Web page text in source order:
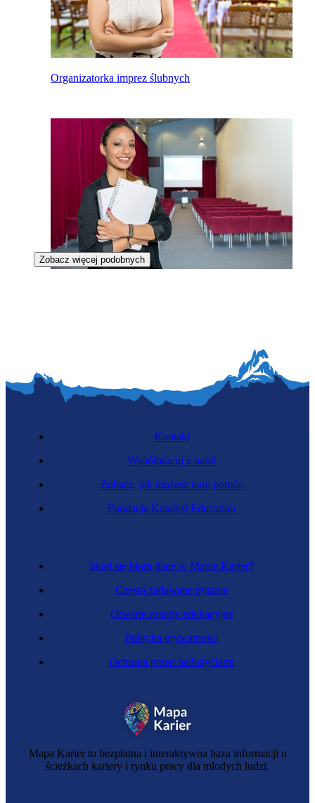
Organizatorka imprez ślubnych
Specjalistka ds. szkoleń
Mistrzyni Świeckiej Ceremonii Pogrzebowej
Zobacz więcej podobnych
Mapa Karier to bezpłatna i interaktywna baza informacji o
ścieżkach kariery i rynku pracy dla młodych ludzi.
Skąd się biorą dane w Mapie Karier?
Często zadawane pytania
Otwarte zasoby edukacyjne
Polityka prywatności
Ochrona przed nadużyciami
Kontakt
Współpracuj z nami
Zobacz, jak możesz nam pomóc
Fundacja Katalyst Education